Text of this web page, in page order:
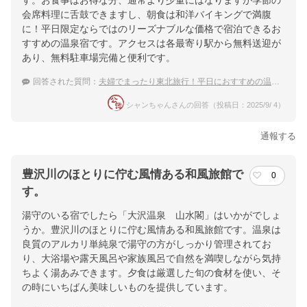
会席料理に舌鼓できますし、朝食は和洋バイキングで満腹
に！平日限定ならではのリーズナブルな価格で宿泊できるお
すすめの温泉宿です。アクセスは各最寄り駅から無料送迎が
あり、無料駐車場完備と便利です。
回答された質問： 夫婦でまったり東北旅行！平日におすすめの温泉宿
シャンちゃんさんの回答（投稿日：2025/9/ 4）
通報する
豊沢川のほとりに佇む風情ある和風旅館で
す。
0
湯守のいる宿でしたら「大沢温泉 山水閣」はいかがでしょ
うか。豊沢川のほとりに佇む風情ある和風旅館です。温泉は
良質のアルカリ単純泉で湯守の方がしっかり管理されてお
り、大浴場や露天風呂や家族風呂で自然を満喫しながら気持
ちよく湯あみできます。夕食は厳選した旬の食材を使い、そ
の時にいちばん美味しいものを提供しています。